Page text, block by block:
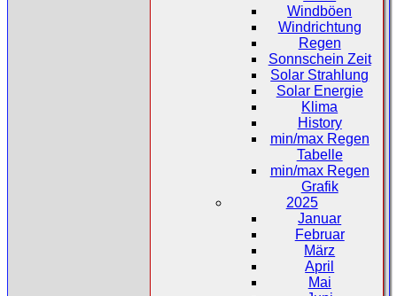
Windböen
Windrichtung
Regen
Sonnschein Zeit
Solar Strahlung
Solar Energie
Klima
History
min/max Regen
Tabelle
min/max Regen
Grafik
2025
Januar
Februar
März
April
Mai